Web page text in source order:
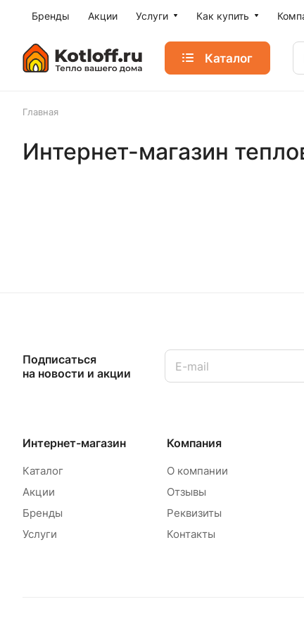
Бренды Акции Услуги Как купить
Каталог
Главная
Интернет-магазин
Подписаться
на новости и акции
Интернет-магазин
Каталог
Акции
Бренды
Услуги
Компания
О компании
Отзывы
Реквизиты
Контакты